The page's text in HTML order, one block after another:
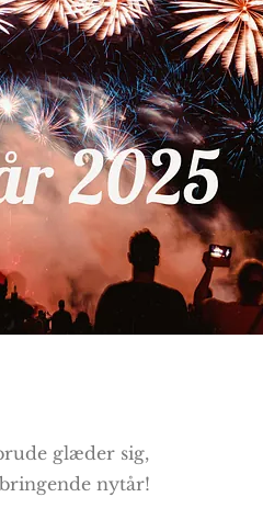
glæder sig,
nytår!